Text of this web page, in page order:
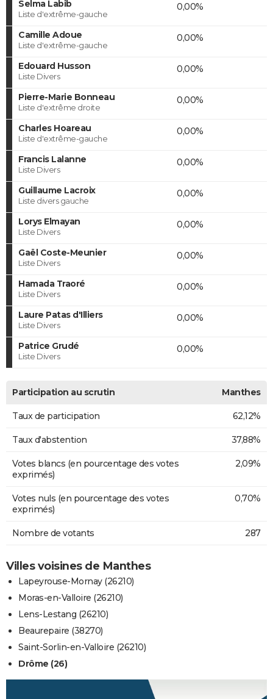
Selma Labib
Liste d'extrême-gauche
0,00%
Camille Adoue
Liste d'extrême-gauche
0,00%
Edouard Husson
Liste Divers
0,00%
Pierre-Marie Bonneau
Liste d'extrême droite
0,00%
Charles Hoareau
Liste d'extrême-gauche
0,00%
Francis Lalanne
Liste Divers
0,00%
Guillaume Lacroix
Liste divers gauche
0,00%
Lorys Elmayan
Liste Divers
0,00%
Gaël Coste-Meunier
Liste Divers
0,00%
Hamada Traoré
Liste Divers
0,00%
Laure Patas d'Illiers
Liste Divers
0,00%
Patrice Grudé
Liste Divers
0,00%
Participation au scrutin Manthes
Taux de participation 62,12%
Taux d'abstention 37,88%
Votes blancs (en pourcentage des votes
exprimés)
2,09%
Votes nuls (en pourcentage des votes
exprimés)
0,70%
Nombre de votants 287
Villes voisines de Manthes
Lapeyrouse-Mornay (26210)
Moras-en-Valloire (26210)
Lens-Lestang (26210)
Beaurepaire (38270)
Saint-Sorlin-en-Valloire (26210)
Drôme (26)